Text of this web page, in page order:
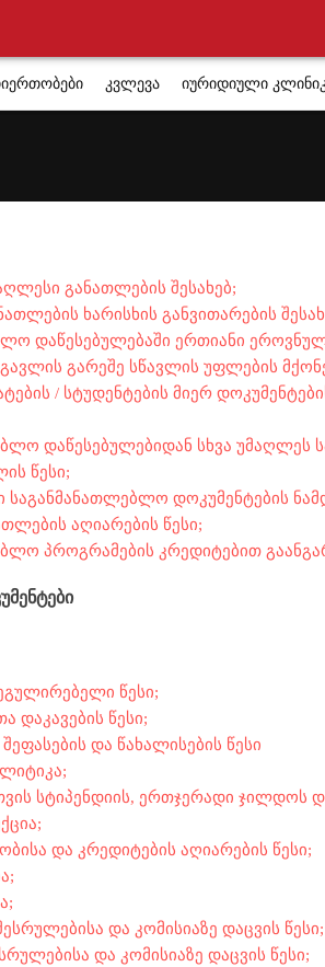
კვლევა იურიდიული
განათლების შესახებ;
ხარისხის განვითარების
დაწესებულებაში ერთიანი
გარეშე სწავლის უფლების
/ სტუდენტების მიერ
დაწესებულებიდან სხვა უმაღლეს
წესი;
დოკუმენტების
აღიარების წესი;
პროგრამების კრედიტებით
წესი;
დაკავების წესი;
და წახალისების წესი
სტიპენდიის, ერთჯერადი ჯილდოს და
და კრედიტების აღიარების წესი;
და კომისიაზე დაცვის წესი;
და კომისიაზე დაცვის წესი;